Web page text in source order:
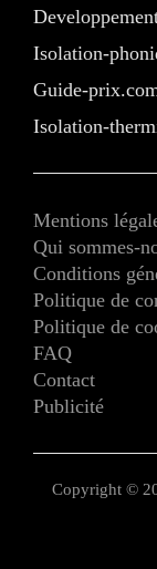
Isolation-
Guide-
Isolation-
Mentions
Qui sommes-
Conditions
Politique de
Politique de
FAQ
Contact
Publicité
Copyright ©